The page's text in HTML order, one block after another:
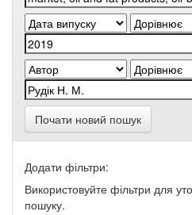
Почати новий пошук
Додати фільтри:
Використовуйте фільтри для
пошуку.